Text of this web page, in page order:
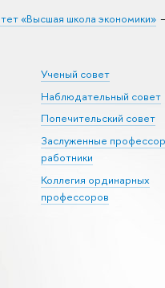
«Высшая школа экономики»
Ученый совет
Наблюдательный совет
Попечительский совет
Заслуженные
работники
Коллегия ординарных
профессоров